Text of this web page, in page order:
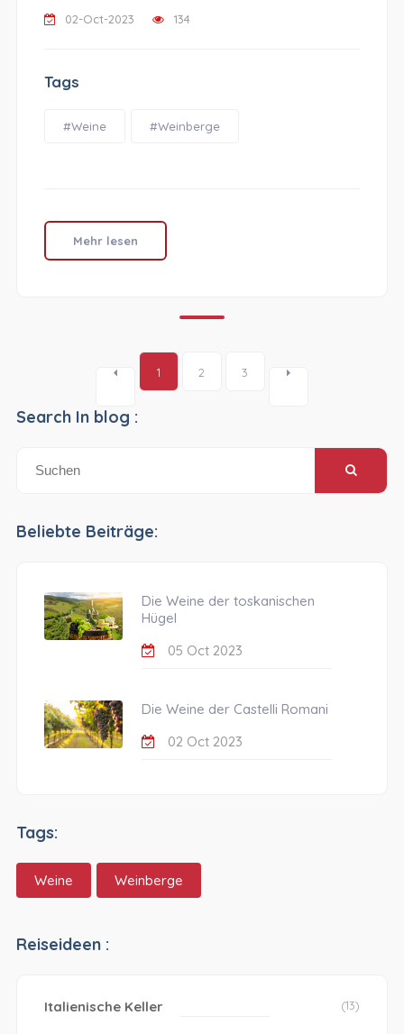
02-Oct-2023 134
Tags
#Weine #Weinberge
Mehr lesen
1 2 3
Search In blog :
Beliebte Beiträge:
Die Weine der toskanischen
Hügel
05 Oct 2023
Die Weine der Castelli Romani
02 Oct 2023
Tags:
Weine Weinberge
Reiseideen :
Italienische Keller (13)